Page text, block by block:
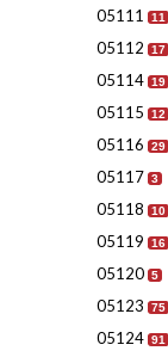
05111 11
05112 17
05114 19
05115 12
05116 29
05117 3
05118 10
05119 16
05120 5
05123 75
05124 91